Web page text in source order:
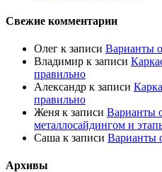
Свежие комментарии
Олег к записи Варианты
Владимир к записи
правильно
Александр к записи
правильно
Женя к записи Варианты
металлосайдингом и
Саша к записи Варианты
Архивы